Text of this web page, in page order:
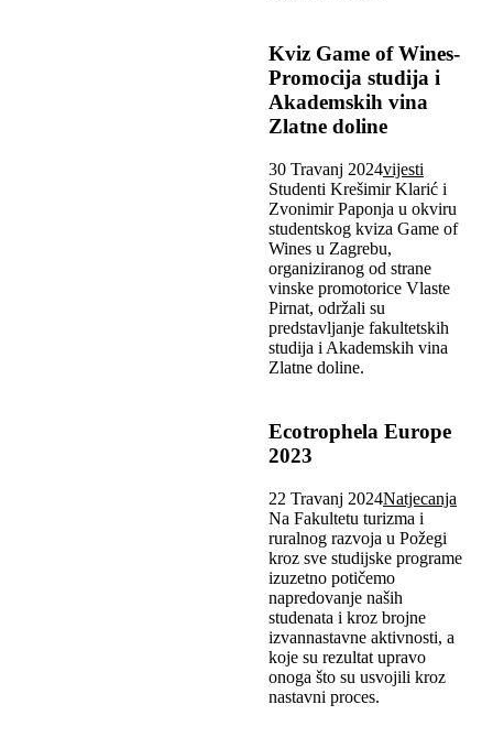
Kviz Game of Wines-
Promocija studija i
Akademskih vina
Zlatne doline
30 Travanj 2024vijesti
Studenti Krešimir Klarić i
Zvonimir Paponja u okviru
studentskog kviza Game of
Wines u Zagrebu,
organiziranog od strane
vinske promotorice Vlaste
Pirnat, održali su
predstavljanje fakultetskih
studija i Akademskih vina
Zlatne doline.
Ecotrophela Europe
2023
22 Travanj 2024Natjecanja
Na Fakultetu turizma i
ruralnog razvoja u Požegi
kroz sve studijske programe
izuzetno potičemo
napredovanje naših
studenata i kroz brojne
izvannastavne aktivnosti, a
koje su rezultat upravo
onoga što su usvojili kroz
nastavni proces.